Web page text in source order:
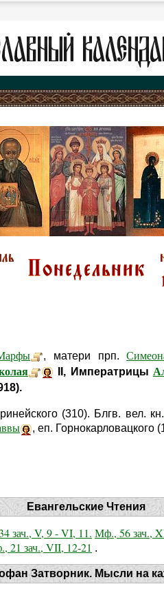
, матери прп.
II, Императрицы
(310). Блгв. вел. кн.
, еп. Горнокарловацкого
Евангельские Чтения
зач., V, 9 - VI, 11. Мф., 56 зач.,
21 зач., VII, 12-21 .
Затворник. Мысли на